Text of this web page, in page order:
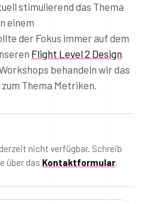
stimulierend das Thema
einem
der Fokus immer auf dem
Flight Level 2 Design
behandeln wir das
Thema Metriken.
nicht verfügbar. Schreib
über das Kontaktformular.